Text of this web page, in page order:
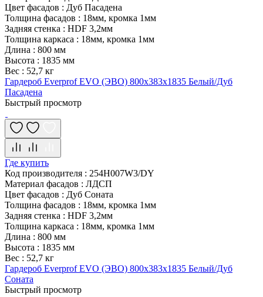
Цвет фасадов : Дуб Пасадена
Толщина фасадов : 18мм, кромка 1мм
Задняя стенка : HDF 3,2мм
Толщина каркаса : 18мм, кромка 1мм
Длина : 800 мм
Высота : 1835 мм
Вес : 52,7 кг
Гардероб Everprof EVO (ЭВО) 800х383x1835 Белый/Дуб
Пасадена
Быстрый просмотр
Где купить
Код производителя : 254H007W3/DY
Материал фасадов : ЛДСП
Цвет фасадов : Дуб Соната
Толщина фасадов : 18мм, кромка 1мм
Задняя стенка : HDF 3,2мм
Толщина каркаса : 18мм, кромка 1мм
Длина : 800 мм
Высота : 1835 мм
Вес : 52,7 кг
Гардероб Everprof EVO (ЭВО) 800х383x1835 Белый/Дуб
Соната
Быстрый просмотр